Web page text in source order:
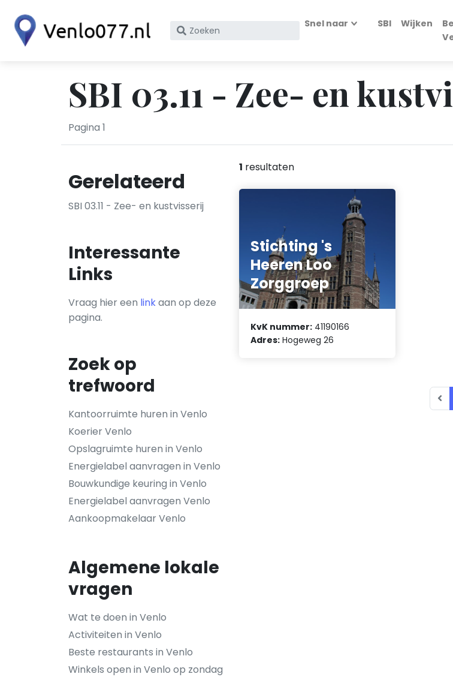
Zoek
KvK
nummer
Snel naar SBI Wijken
SBI 03.11 - Zee- en
Pagina 1
Gerelateerd
SBI 03.11 - Zee- en kustvisserij
Interessante
Links
Vraag hier een linkaan op deze
pagina.
Zoek op
trefwoord
Kantoorruimte huren in Venlo
Koerier Venlo
Opslagruimte huren in Venlo
Energielabel aanvragen in Venlo
Bouwkundige keuring in Venlo
Energielabel aanvragen Venlo
Aankoopmakelaar Venlo
Algemene lokale
vragen
Wat te doen in Venlo
Activiteiten in Venlo
Beste restaurants in Venlo
Winkels open in Venlo op zondag
1 resultaten
Stichting 's
Heeren Loo
Zorggroep
KvK nummer: 41190166
Adres: Hogeweg 26